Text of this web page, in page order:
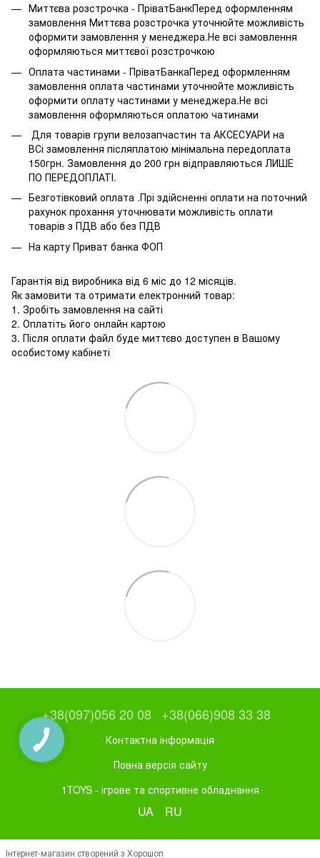
Миттєва розстрочка - ПріватБанкПеред оформленням
замовлення Миттєва розстрочка уточнюйте можливість
оформити замовлення у менеджера.Не всі замовлення
оформляються миттєвої розстрочкою
Оплата частинами - ПріватБанкаПеред оформленням
замовлення оплата частинами уточнюйте можливість
оформити оплату частинами у менеджера.Не всі
замовлення оформляються оплатою чатинами
Для товарів групи велозапчастин та АКСЕСУАРИ на
ВСі замовлення післяплатою мінімальна передоплата
150грн. Замовлення до 200 грн відправляються ЛИШЕ
ПО ПЕРЕДОПЛАТІ.
Безготівковий оплата .Прі здійсненні оплати на поточний
рахунок прохання уточнювати можливість оплати
товарів з ПДВ або без ПДВ
На карту Приват банка ФОП
Гарантія від виробника від 6 міс до 12 місяців.
Як замовити та отримати електронний товар:
1. Зробіть замовлення на сайті
2. Оплатіть його онлайн картою
3. Після оплати файл буде миттєво доступен в Вашому
особистому кабінеті
+38(097)056 20 08 +38(066)908 33 38
Контактна інформація
Повна версія сайту
1TOYS - ігрове та спортивне обладнання
UA RU
Інтернет-магазин створений з Хорошоп